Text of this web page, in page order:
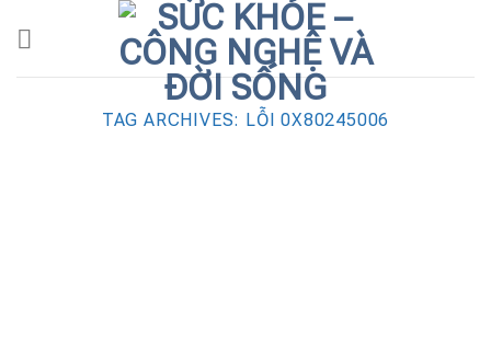
TAG ARCHIVES: LỖI 0X80245006